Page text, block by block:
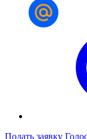
Подать заявку